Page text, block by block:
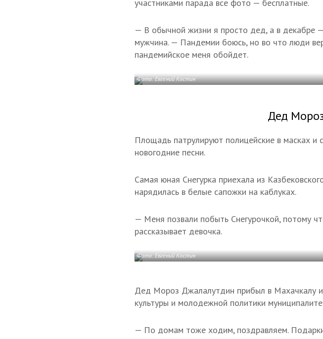
участниками парада все фото — бесплатные.
— В обычной жизни я просто дед, а в
мужчина. — Пандемии боюсь, но во что люди
пандемийское меня обойдет.
Фото: Евгений Костин
Дед
Площадь патрулируют полицейские в масках и
новогодние песни.
Самая юная Снегурка приехала из
нарядилась в белые сапожки на каблуках.
— Меня позвали побыть Снегурочкой, потому
рассказывает девочка.
Фото: Евгений Костин
Дед Мороз Джалалутдин прибыл в Махачкалу
культуры и молодежной политики
— По домам тоже ходим, поздравляем.